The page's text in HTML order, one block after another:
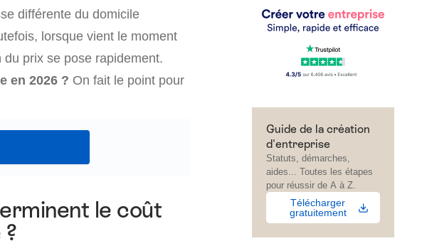
différente du domicile
lorsque vient le moment
du prix se pose rapidement.
en 2026 ? On fait le point pour
le coût
Guide de la création
d'entreprise
Statuts, démarches,
aides... Toutes les étapes
pour réussir de A à Z.
Télécharger
gratuitement